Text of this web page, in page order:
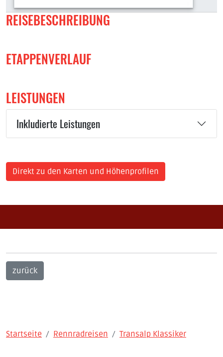
REISEBESCHREIBUNG
ETAPPENVERLAUF
LEISTUNGEN
Inkludierte Leistungen
Direkt zu den Karten und Höhenprofilen
zurück
Startseite Rennradreisen Transalp Klassiker